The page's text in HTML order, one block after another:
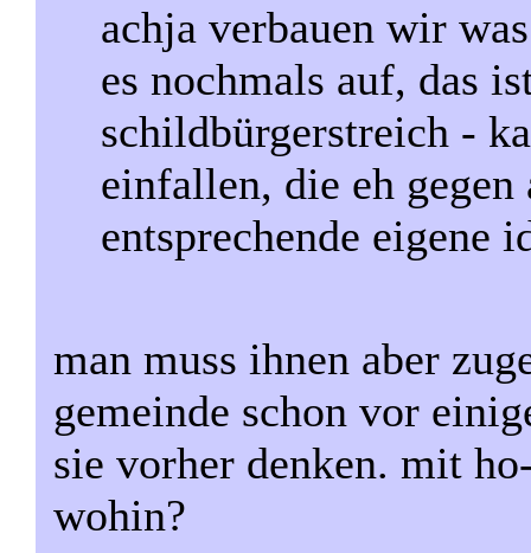
achja verbauen wir
es nochmals auf, das
schildbürgerstreich -
einfallen, die eh
entsprechende eigene
man muss ihnen aber
gemeinde schon vor
sie vorher denken. mit
wohin?